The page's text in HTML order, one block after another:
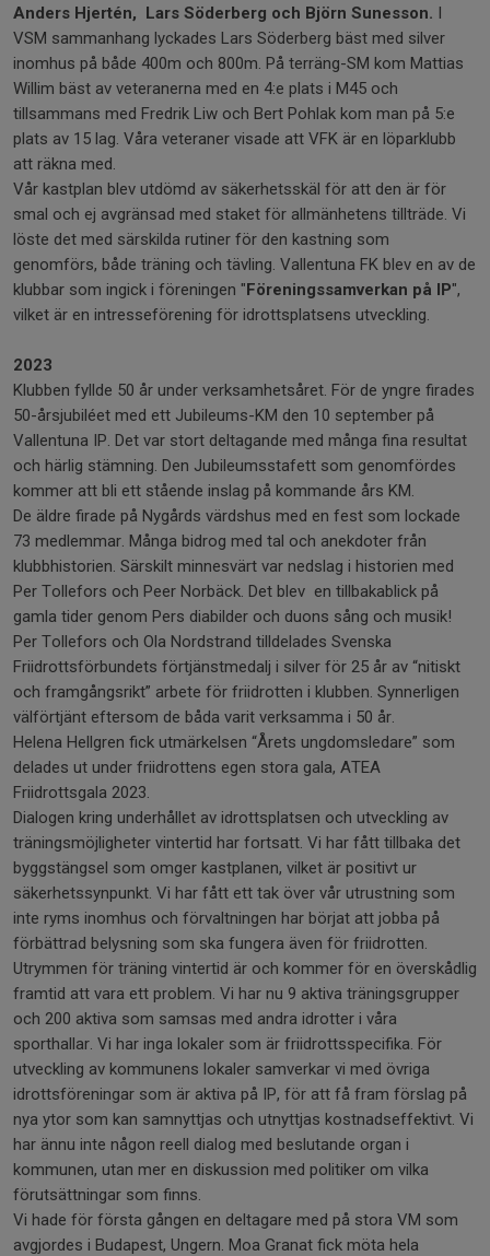
Anders Hjertén, Lars Söderberg och Björn Sunesson. I
VSM sammanhang lyckades Lars Söderberg bäst med silver
inomhus på både 400m och 800m. På terräng-SM kom Mattias
Willim bäst av veteranerna med en 4:e plats i M45 och
tillsammans med Fredrik Liw och Bert Pohlak kom man på 5:e
plats av 15 lag. Våra veteraner visade att VFK är en löparklubb
att räkna med.
Vår kastplan blev utdömd av säkerhetsskäl för att den är för
smal och ej avgränsad med staket för allmänhetens tillträde. Vi
löste det med särskilda rutiner för den kastning som
genomförs, både träning och tävling. Vallentuna FK blev en av de
klubbar som ingick i föreningen "Föreningssamverkan på IP",
vilket är en intresseförening för idrottsplatsens utveckling.
2023
Klubben fyllde 50 år under verksamhetsåret. För de yngre firades
50-årsjubiléet med ett Jubileums-KM den 10 september på
Vallentuna IP. Det var stort deltagande med många fina resultat
och härlig stämning. Den Jubileumsstafett som genomfördes
kommer att bli ett stående inslag på kommande års KM.
De äldre firade på Nygårds värdshus med en fest som lockade
73 medlemmar. Många bidrog med tal och anekdoter från
klubbhistorien. Särskilt minnesvärt var nedslag i historien med
Per Tollefors och Peer Norbäck. Det blev en tillbakablick på
gamla tider genom Pers diabilder och duons sång och musik!
Per Tollefors och Ola Nordstrand tilldelades Svenska
Friidrottsförbundets förtjänstmedalj i silver för 25 år av “nitiskt
och framgångsrikt” arbete för friidrotten i klubben. Synnerligen
välförtjänt eftersom de båda varit verksamma i 50 år.
Helena Hellgren fick utmärkelsen “Årets ungdomsledare” som
delades ut under friidrottens egen stora gala, ATEA
Friidrottsgala 2023.
Dialogen kring underhållet av idrottsplatsen och utveckling av
träningsmöjligheter vintertid har fortsatt. Vi har fått tillbaka det
byggstängsel som omger kastplanen, vilket är positivt ur
säkerhetssynpunkt. Vi har fått ett tak över vår utrustning som
inte ryms inomhus och förvaltningen har börjat att jobba på
förbättrad belysning som ska fungera även för friidrotten.
Utrymmen för träning vintertid är och kommer för en överskådlig
framtid att vara ett problem. Vi har nu 9 aktiva träningsgrupper
och 200 aktiva som samsas med andra idrotter i våra
sporthallar. Vi har inga lokaler som är friidrottsspecifika. För
utveckling av kommunens lokaler samverkar vi med övriga
idrottsföreningar som är aktiva på IP, för att få fram förslag på
nya ytor som kan samnyttjas och utnyttjas kostnadseffektivt. Vi
har ännu inte någon reell dialog med beslutande organ i
kommunen, utan mer en diskussion med politiker om vilka
förutsättningar som finns.
Vi hade för första gången en deltagare med på stora VM som
avgjordes i Budapest, Ungern. Moa Granat fick möta hela